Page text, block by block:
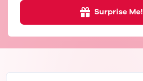
Surprise Me!